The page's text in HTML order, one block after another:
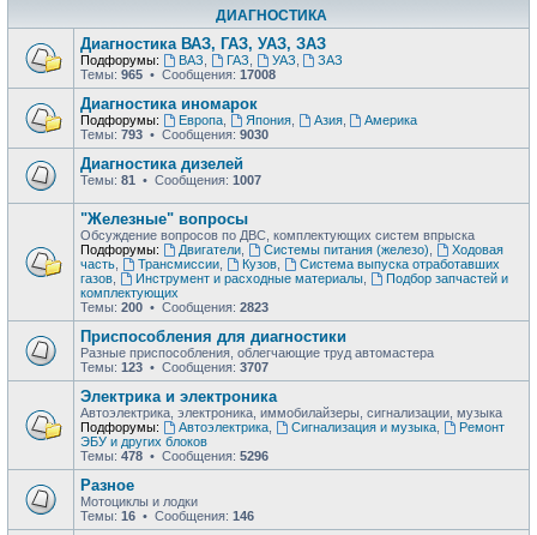
ДИАГНОСТИКА
Диагностика ВАЗ, ГАЗ, УАЗ, ЗАЗ
Подфорумы: ВАЗ ГАЗ УАЗ
ЗАЗ
Темы: 965 • Сообщения: 17008
Диагностика иномарок
Подфорумы: Европа, Япония, Азия,
Америка
Темы: 793 • Сообщения: 9030
Диагностика дизелей
Темы: 81 • Сообщения: 1007
"Железные" вопросы
Обсуждение вопросов по ДВС, комплектующих систем впрыска
Подфорумы:
Двигатели, Системы питания (железо)
Ходовая
часть
Трансмиссии, Кузов,
Система выпуска отработавших
газов
Инструмент и расходные материалы,
Подбор запчастей и
комплектующих
Темы: 200 • Сообщения: 2823
Приспособления для диагностики
Разные приспособления, облегчающие труд автомастера
Темы: 123 • Сообщения: 3707
Электрика и электроника
Автоэлектрика, электроника, иммобилайзеры, сигнализации, музыка
Подфорумы:
Автоэлектрика, Сигнализация и музыка,
Ремонт
ЭБУ и других блоков
Темы: 478 • Сообщения: 5296
Разное
Мотоциклы и лодки
Темы: 16 • Сообщения: 146